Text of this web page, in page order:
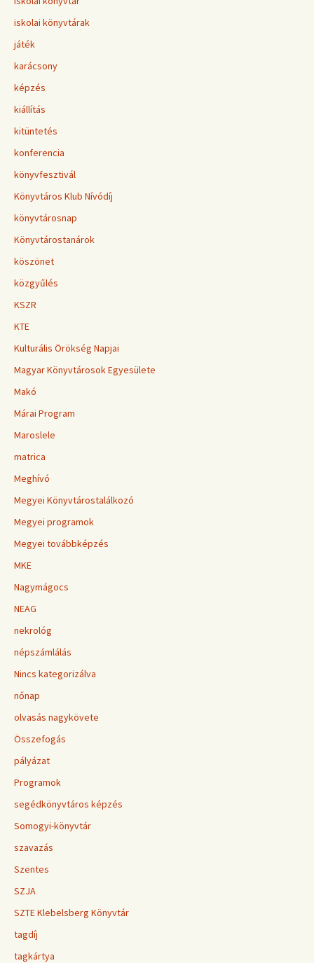
iskolai könyvtárak
játék
karácsony
képzés
kiállítás
kitüntetés
konferencia
könyvfesztivál
Könyvtáros Klub Nívódíj
könyvtárosnap
Könyvtárostanárok
köszönet
közgyűlés
KSZR
KTE
Kulturális Örökség Napjai
Magyar Könyvtárosok Egyesülete
Makó
Márai Program
Maroslele
matrica
Meghívó
Megyei Könyvtárostalálkozó
Megyei programok
Megyei továbbképzés
MKE
Nagymágocs
NEAG
nekrológ
népszámlálás
Nincs kategorizálva
nőnap
olvasás nagykövete
Összefogás
pályázat
Programok
segédkönyvtáros képzés
Somogyi-könyvtár
szavazás
Szentes
SZJA
SZTE Klebelsberg Könyvtár
tagdíj
tagkártya